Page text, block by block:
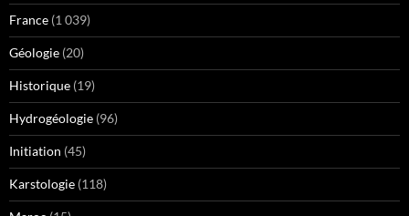
France (1 039)
Géologie (20)
Historique (19)
Hydrogéologie (96)
Initiation (45)
Karstologie (118)